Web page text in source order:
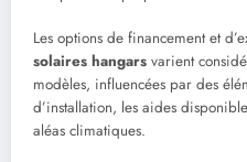
Les options de financement et
solaires hangars varient
modèles, influencées par des
d’installation, les aides
aléas climatiques.